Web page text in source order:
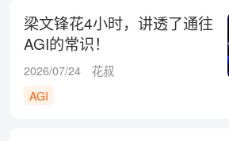
梁文锋花4小时，讲透了通往
AGI的常识！
2026/07/24
花叔
AGI